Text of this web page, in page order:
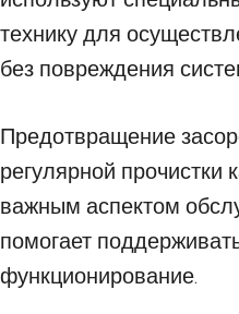
технику для
без повреждения
Предотвращение
регулярной прочистки
важным аспектом
помогает
функционирование.